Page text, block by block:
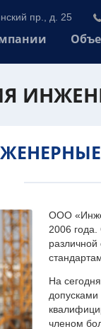
пр., д. 25
ООО
2006
На
членом